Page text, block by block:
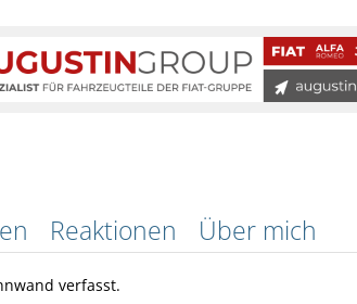
Reaktionen Über mich
verfasst.